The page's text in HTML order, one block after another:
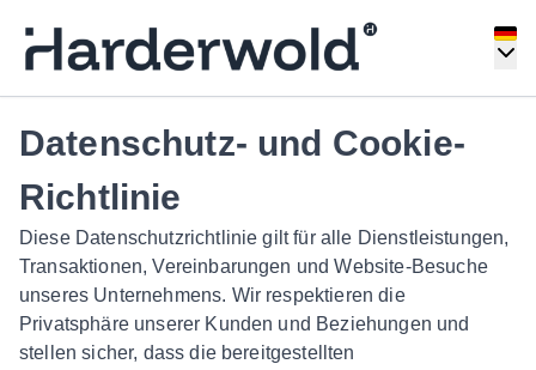
Datenschutz- und Cookie-
Richtlinie
Diese Datenschutzrichtlinie gilt für alle Dienstleistungen,
Transaktionen, Vereinbarungen und Website-Besuche
unseres Unternehmens. Wir respektieren die
Privatsphäre unserer Kunden und Beziehungen und
stellen sicher, dass die bereitgestellten